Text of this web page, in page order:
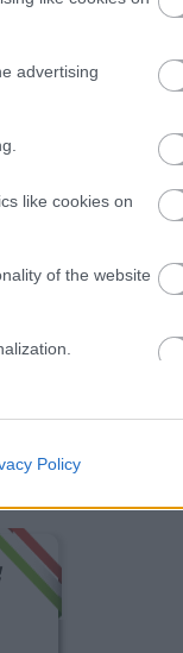
advertising
like cookies on
of the website
including
Policy
eb-